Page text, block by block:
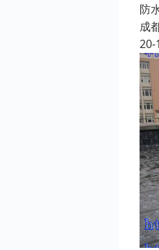
防
成
20-